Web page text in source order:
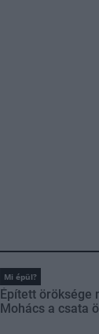
Mi épül?
Épített öröksége
Mohács a csata